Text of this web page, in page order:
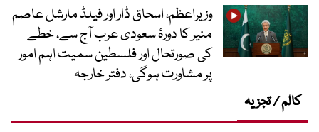
وزیراعظم، اسحاق ڈار اور فیلڈ مارشل عاصم
منیر کا دورۂ سعودی عرب آج سے، خطے
کی صورتحال اور فلسطین سمیت اہم امور
پر مشاورت ہوگی، دفتر خارجہ
کالم / تجزیہ